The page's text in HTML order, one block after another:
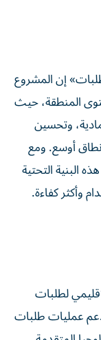
إن المشروع
المنطقة، حيث
وتحسين
نطاق أوسع. ومع
البنية التحتية
وأكثر كفاءة.
لطلبات
عمليات طلبات